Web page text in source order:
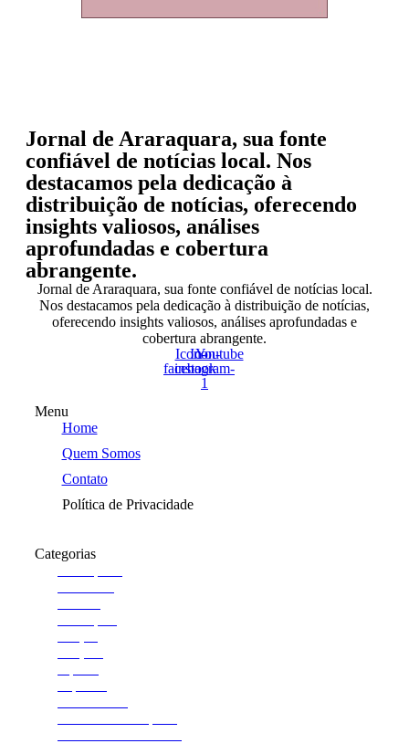
Jornal de Araraquara, sua fonte
confiável de notícias local. Nos
destacamos pela dedicação à
distribuição de notícias, oferecendo
insights valiosos, análises
aprofundadas e cobertura
abrangente.
Jornal de Araraquara, sua fonte confiável de notícias local.
Nos destacamos pela dedicação à distribuição de notícias,
oferecendo insights valiosos, análises aprofundadas e
cobertura abrangente.
Icon-
facebook
Icon-
instagram-
1
Youtube
Menu
Home
Quem Somos
Contato
Política de Privacidade
Categorias